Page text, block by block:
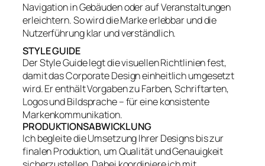
Navigation in Gebäuden oder auf Veranstaltungen
erleichtern. So wird die Marke erlebbar und die
Nutzerführung klar und verständlich.
STYLE GUIDE
Der Style Guide legt die visuellen Richtlinien fest,
damit das Corporate Design einheitlich umgesetzt
wird. Er enthält Vorgaben zu Farben, Schriftarten,
Logos und Bildsprache – für eine konsistente
Markenkommunikation.
PRODUKTIONSABWICKLUNG
Ich begleite die Umsetzung Ihrer Designs bis zur
finalen Produktion, um Qualität und Genauigkeit